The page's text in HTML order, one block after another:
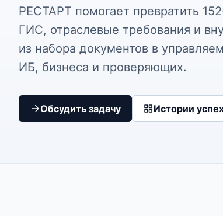
РЕСТАРТ помогает превратить
ГИС, отраслевые требования и
из набора документов в
ИБ, бизнеса и проверяющих.
Обсудить задачу Истории